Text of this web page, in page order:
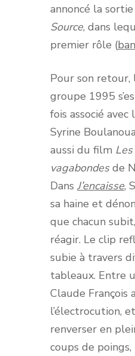
annoncé la
Source, dans
premier rôle (
Pour son
groupe 1995
fois associé
Syrine
aussi du film
vagabondesde
Dans J’encaisse,
sa haine et
que chacun
réagir. Le clip
subie à travers
tableaux. Entre
Claude François
l’électrocution,
renverser en
coups de poings,